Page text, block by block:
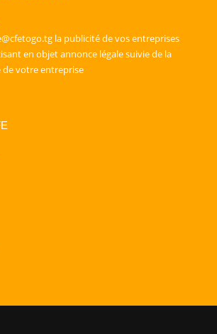
la publicité de vos entreprises
en objet annonce légale suivie de la
votre entreprise